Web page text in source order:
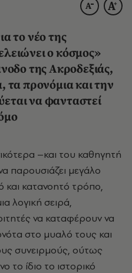
το νέο της
ο κόσμος»
της Ακροδεξιάς,
τα προνόμια και την
να φανταστεί
παρουσιάζει μεγάλο
κατανοητό τρόπο,
λογική σειρά,
να καταφέρουν να
στο μυαλό τους και
συνειρμούς, ούτως
το ίδιο το ιστορικό